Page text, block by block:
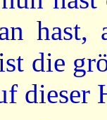
die
dieser